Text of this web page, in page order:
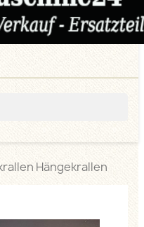
Hängekrallen